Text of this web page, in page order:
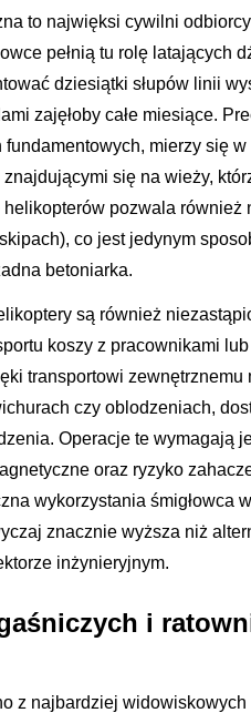
to najwięksi cywilni
pełnią tu rolę latających
dziesiątki słupów linii
zajęłoby całe miesiące.
mierzy się
znajdującymi się na wieży,
pozwala również
co jest jedynym
betoniarka.
są również
koszy z pracownikami
transportowi
czy oblodzeniach,
Operacje te wymagają
oraz ryzyko
wykorzystania śmigłowca
znacznie wyższa niż
inżynieryjnym.
i
z najbardziej